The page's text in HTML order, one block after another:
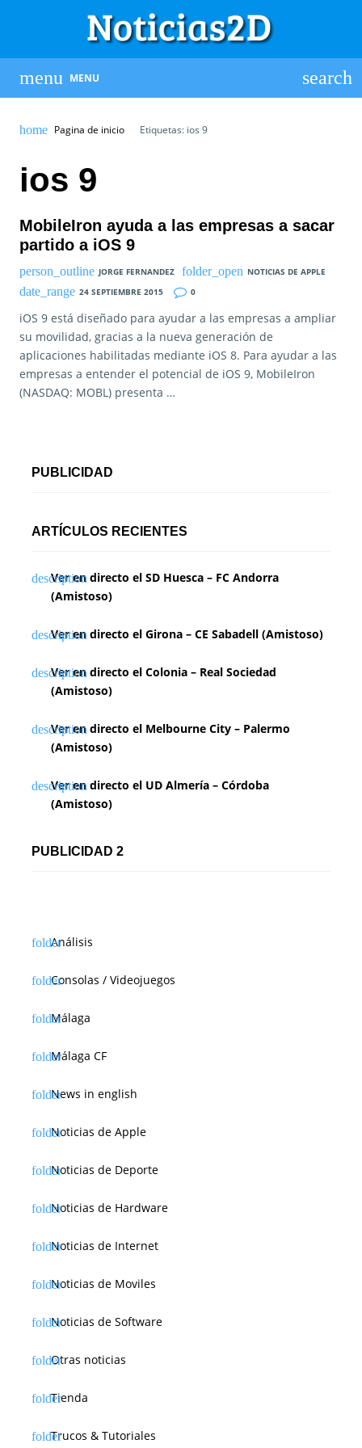
MENU
Pagina de inicio Etiquetas: ios 9
ios 9
MobileIron ayuda a las empresas a sacar
partido a iOS 9
JORGE FERNANDEZ
NOTICIAS DE APPLE
24 SEPTIEMBRE 2015
0
iOS 9 está diseñado para ayudar a las empresas a ampliar
su movilidad, gracias a la nueva generación de
aplicaciones habilitadas mediante iOS 8. Para ayudar a las
empresas a entender el potencial de iOS 9, MobileIron
(NASDAQ: MOBL) presenta …
PUBLICIDAD
ARTÍCULOS RECIENTES
Ver en directo el SD Huesca – FC Andorra
(Amistoso)
Ver en directo el Girona – CE Sabadell (Amistoso)
Ver en directo el Colonia – Real Sociedad
(Amistoso)
Ver en directo el Melbourne City – Palermo
(Amistoso)
Ver en directo el UD Almería – Córdoba
(Amistoso)
PUBLICIDAD 2
Análisis
Consolas / Videojuegos
Málaga
Málaga CF
News in english
Noticias de Apple
Noticias de Deporte
Noticias de Hardware
Noticias de Internet
Noticias de Moviles
Noticias de Software
Otras noticias
Tienda
Trucos & Tutoriales